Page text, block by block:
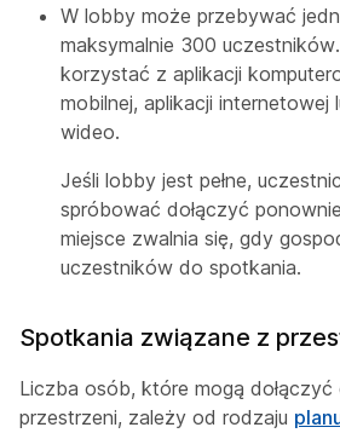
W lobby może przebywać
maksymalnie 300
korzystać z aplikacji
mobilnej, aplikacji internetowej
wideo.
Jeśli lobby jest pełne,
spróbować dołączyć
miejsce zwalnia się, gdy
uczestników do spotkania.
Spotkania związane z
Liczba osób, które mogą
przestrzeni, zależy od rodzaju